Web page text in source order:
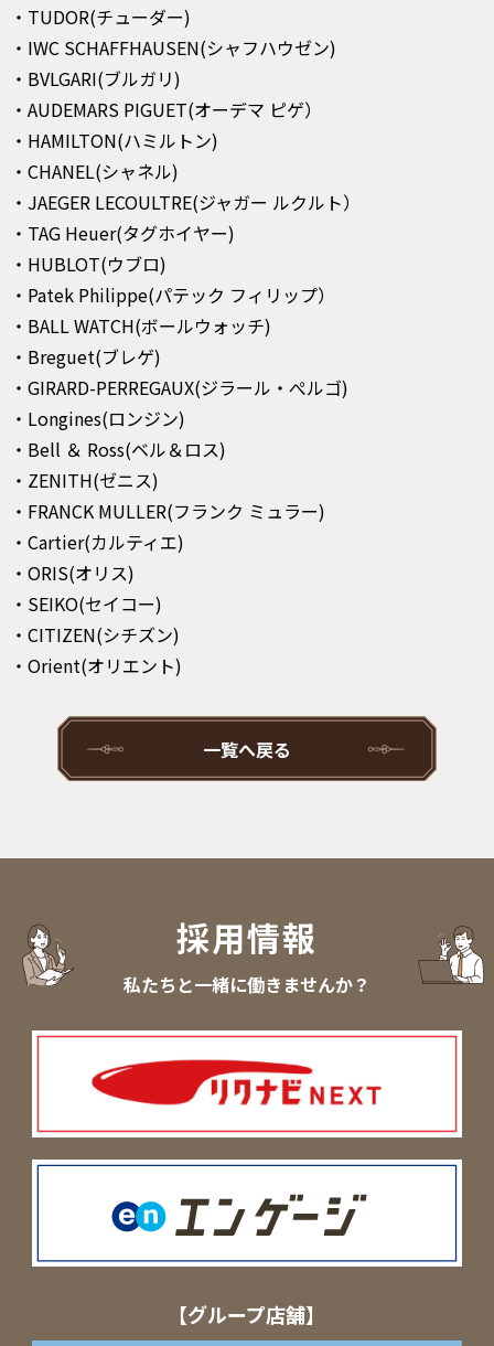
・TUDOR(チューダー)
・IWC SCHAFFHAUSEN(シャフハウゼン)
・BVLGARI(ブルガリ)
・AUDEMARS PIGUET(オーデマ ピゲ）
・HAMILTON(ハミルトン)
・CHANEL(シャネル)
・JAEGER LECOULTRE(ジャガー ルクルト）
・TAG Heuer(タグホイヤー)
・HUBLOT(ウブロ)
・Patek Philippe(パテック フィリップ）
・BALL WATCH(ボールウォッチ)
・Breguet(ブレゲ)
・GIRARD-PERREGAUX(ジラール・ぺルゴ)
・Longines(ロンジン)
・Bell ＆ Ross(ベル＆ロス)
・ZENITH(ゼニス)
・FRANCK MULLER(フランク ミュラー)
・Cartier(カルティエ)
・ORIS(オリス)
・SEIKO(セイコー)
・CITIZEN(シチズン)
・Orient(オリエント)
一覧へ戻る
採用情報
私たちと一緒に働きませんか？
【グループ店舗】